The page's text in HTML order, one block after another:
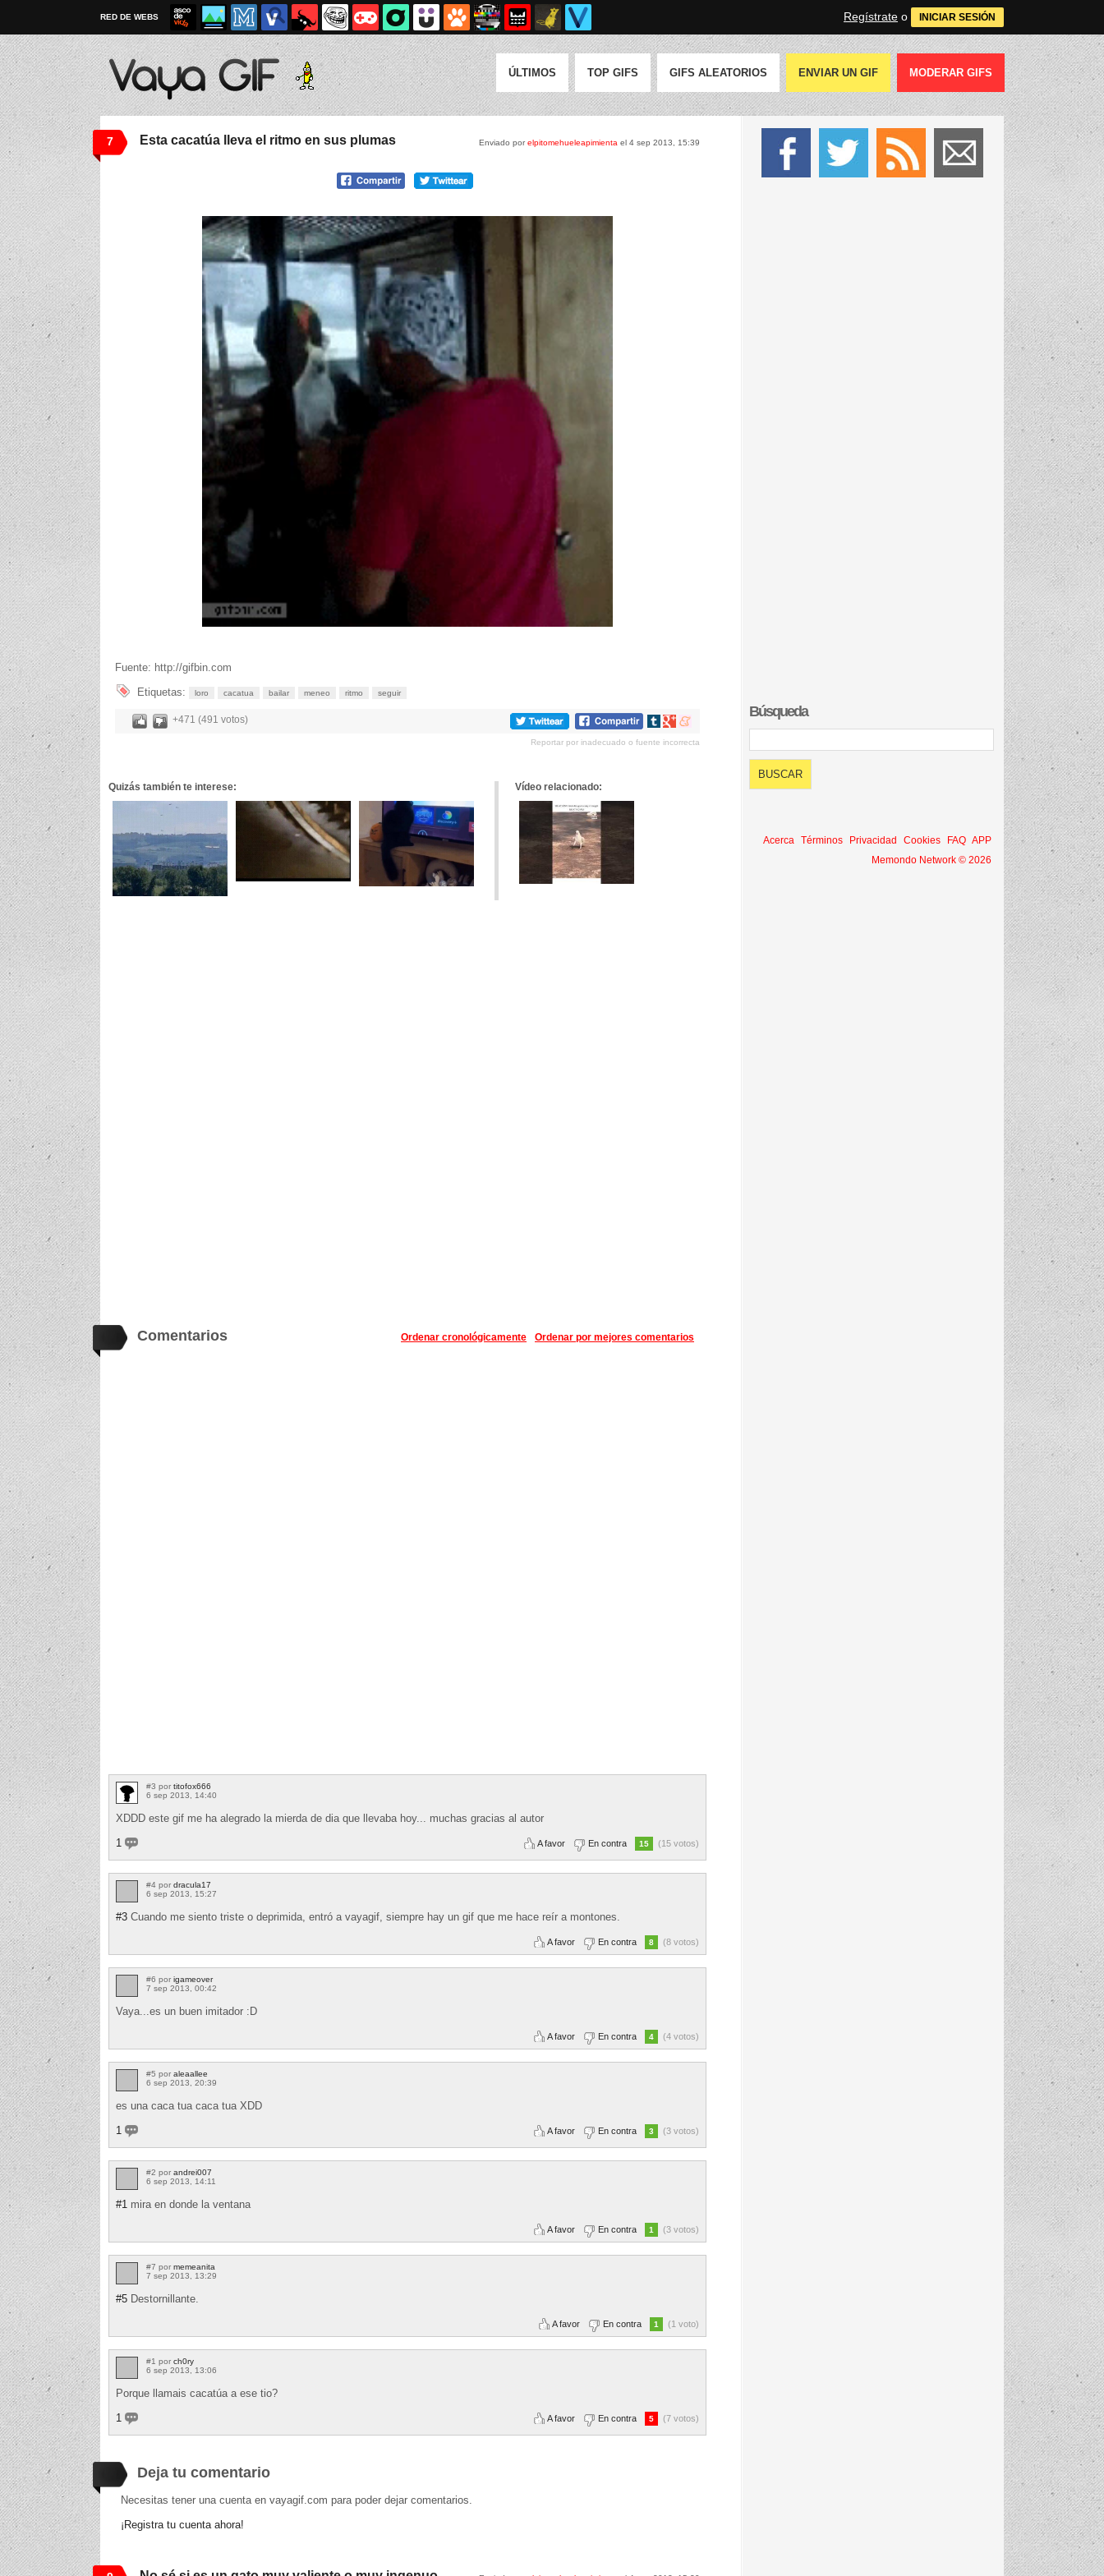
RED DE WEBS Regístrate o INICIAR SESIÓN
ÚLTIMOS TOP GIFS GIFS ALEATORIOS ENVIAR UN GIF MODERAR GIFS
7 Enviado porelpitomehueleapimienta el 4 sep 2013, 15:39
Esta cacatúa lleva el ritmo en sus plumas
Fuente: http://gifbin.com
Etiquetas:
loro cacatua bailar meneo ritmo seguir
+471 (491 votos)
Compartir
tumblr
Compartir
Google+
Compartir
meneame
Reportar por inadecuado o fuente incorrecta
Quizás también te interese: Vídeo relacionado:
Comentarios Ordenar por mejores comentarios
Ordenar cronológicamente
#3 por titofox666
6 sep 2013, 14:40
XDDD este gif me ha alegrado la mierda de dia que llevaba hoy... muchas gracias al autor
1
A favor En contra 15 (15 votos)
#4 por dracula17
6 sep 2013, 15:27
#3 Cuando me siento triste o deprimida, entró a vayagif, siempre hay un gif que me hace reír a montones.
A favor En contra 8 (8 votos)
#6 por igameover
7 sep 2013, 00:42
Vaya...es un buen imitador :D
A favor En contra 4 (4 votos)
#5 por aleaallee
6 sep 2013, 20:39
es una caca tua caca tua XDD
1
A favor En contra 3 (3 votos)
#2 por andrei007
6 sep 2013, 14:11
#1 mira en donde la ventana
A favor En contra 1 (3 votos)
#7 por memeanita
7 sep 2013, 13:29
#5 Destornillante.
A favor En contra 1 (1 voto)
#1 por ch0ry
6 sep 2013, 13:06
Porque llamais cacatúa a ese tio?
1
A favor En contra 5 (7 votos)
Deja tu comentario
Necesitas tener una cuenta en vayagif.com para poder dejar comentarios.
¡Registra tu cuenta ahora!
Búsqueda
Acerca Términos Privacidad Cookies FAQ APP
Memondo Network © 2026